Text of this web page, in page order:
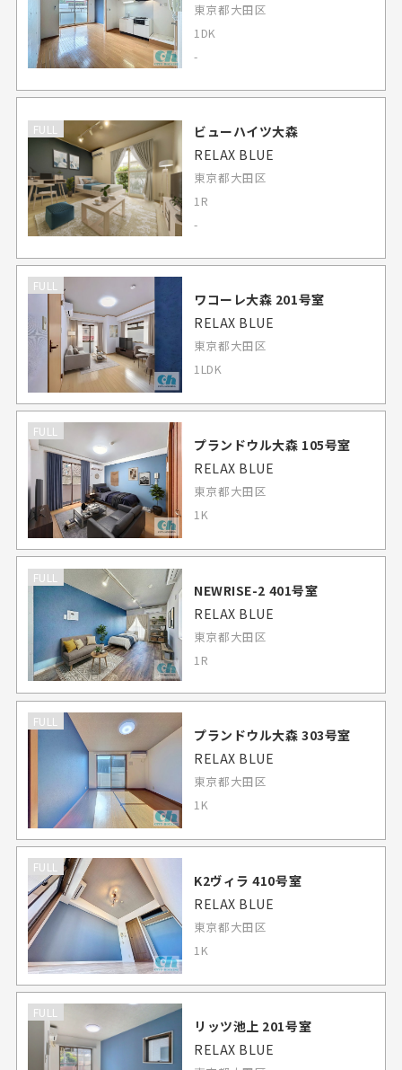
東京都大田区
1DK
-
FULL
ビューハイツ大森
RELAX BLUE
東京都大田区
1R
-
FULL
ワコーレ大森 201号室
RELAX BLUE
東京都大田区
1LDK
FULL
プランドウル大森 105号室
RELAX BLUE
東京都大田区
1K
FULL
NEWRISE-2 401号室
RELAX BLUE
東京都大田区
1R
FULL
プランドウル大森 303号室
RELAX BLUE
東京都大田区
1K
FULL
K2ヴィラ 410号室
RELAX BLUE
東京都大田区
1K
FULL
リッツ池上 201号室
RELAX BLUE